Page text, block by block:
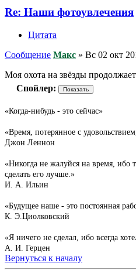
Re: Наши фотоувлечения
Цитата
Сообщение Макс » Вс 02 окт
Моя охота на звёзды
Спойлер:
«Когда-нибудь - это сейчас»
«Время, потерянное с
Джон Леннон
«Никогда не жалуйся на время, ибо
сделать его лучше.»
И. А. Ильин
«Будущее наше - это постоянная
К. Э.Циолковский
«Я ничего не сделал, ибо всегда
А. И. Герцен
Вернуться к началу